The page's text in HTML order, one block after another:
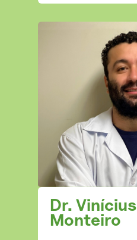
Dr. Vinícius
Monteiro